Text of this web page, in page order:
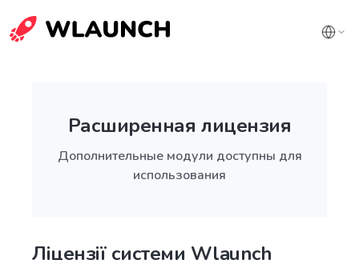
Расширенная лицензия
Дополнительные модули доступны для
использования
Ліцензії системи Wlaunch